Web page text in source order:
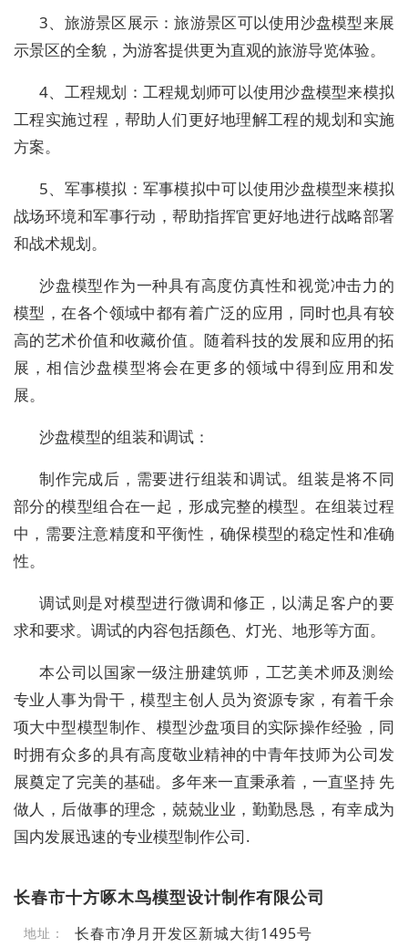
3、旅游景区展示：旅游景区可以使用沙盘模型来展
示景区的全貌，为游客提供更为直观的旅游导览体验。
4、工程规划：工程规划师可以使用沙盘模型来模拟
工程实施过程，帮助人们更好地理解工程的规划和实施
方案。
5、军事模拟：军事模拟中可以使用沙盘模型来模拟
战场环境和军事行动，帮助指挥官更好地进行战略部署
和战术规划。
沙盘模型作为一种具有高度仿真性和视觉冲击力的
模型，在各个领域中都有着广泛的应用，同时也具有较
高的艺术价值和收藏价值。随着科技的发展和应用的拓
展，相信沙盘模型将会在更多的领域中得到应用和发
展。
沙盘模型的组装和调试：
制作完成后，需要进行组装和调试。组装是将不同
部分的模型组合在一起，形成完整的模型。在组装过程
中，需要注意精度和平衡性，确保模型的稳定性和准确
性。
调试则是对模型进行微调和修正，以满足客户的要
求和要求。调试的内容包括颜色、灯光、地形等方面。
本公司以国家一级注册建筑师，工艺美术师及测绘
专业人事为骨干，模型主创人员为资源专家，有着千余
项大中型模型制作、模型沙盘项目的实际操作经验，同
时拥有众多的具有高度敬业精神的中青年技师为公司发
展奠定了完美的基础。多年来一直秉承着，一直坚持 先
做人，后做事的理念，兢兢业业，勤勤恳恳，有幸成为
国内发展迅速的专业模型制作公司.
长春市十方啄木鸟模型设计制作有限公司
地址： 长春市净月开发区新城大街1495号